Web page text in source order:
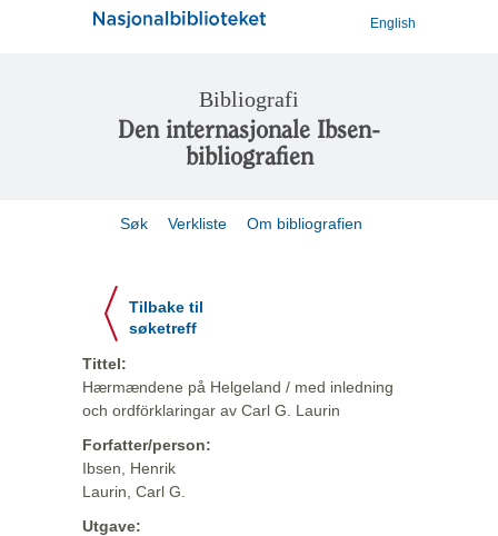
English
Bibliografi
Den internasjonale Ibsen-
bibliografien
Søk Verkliste Om bibliografien
Tilbake til
søketreff
Tittel:
Hærmændene på Helgeland / med inledning
och ordförklaringar av Carl G. Laurin
Forfatter/person:
Ibsen, Henrik
Laurin, Carl G.
Utgave: